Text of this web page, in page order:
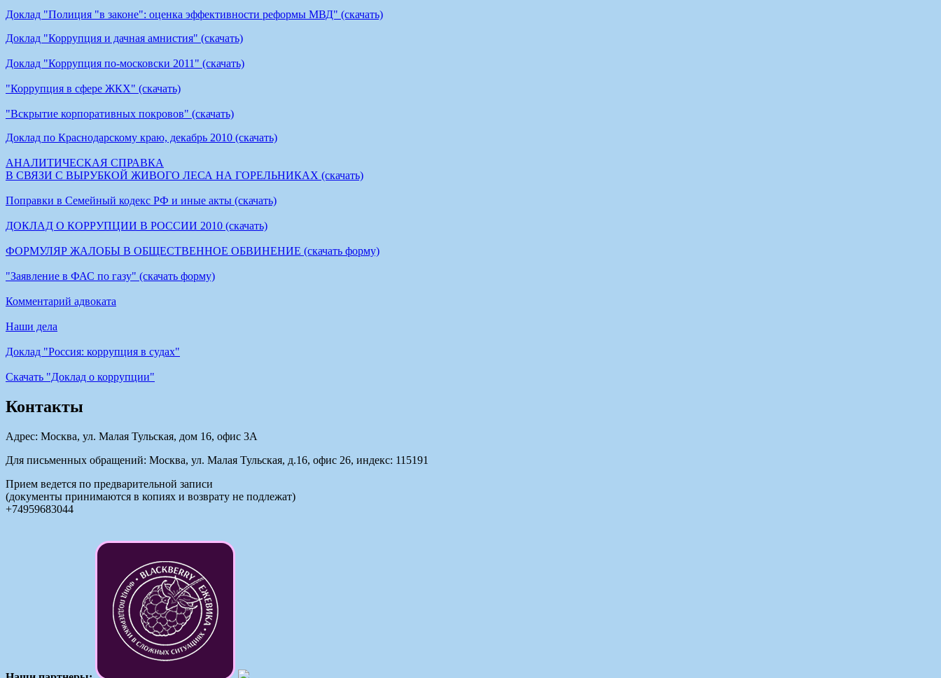
Доклад "Полиция "в законе": оценка эффективности реформы МВД" (скачать)
Доклад "Коррупция и дачная амнистия" (скачать)
Доклад "Коррупция по-московски 2011" (скачать)
"Коррупция в сфере ЖКХ" (скачать)
"Вскрытие корпоративных покровов" (скачать)
Доклад по Краснодарскому краю, декабрь 2010 (скачать)
АНАЛИТИЧЕСКАЯ СПРАВКА
В СВЯЗИ С ВЫРУБКОЙ ЖИВОГО ЛЕСА НА ГОРЕЛЬНИКАХ (скачать)
Поправки в Семейный кодекс РФ и иные акты (скачать)
ДОКЛАД О КОРРУПЦИИ В РОССИИ 2010 (скачать)
ФОРМУЛЯР ЖАЛОБЫ В ОБЩЕСТВЕННОЕ ОБВИНЕНИЕ (скачать форму)
"Заявление в ФАС по газу" (скачать форму)
Комментарий адвоката
Наши дела
Доклад "Россия: коррупция в судах"
Cкачать "Доклад о коррупции"
Контакты
Адрес: Москва, ул. Малая Тульская, дом 16, офис 3А
Для письменных обращений: Москва, ул. Малая Тульская, д.16, офис 26, индекс: 115191
Прием ведется по предварительной записи
(документы принимаются в копиях и возврату не подлежат)
+74959683044